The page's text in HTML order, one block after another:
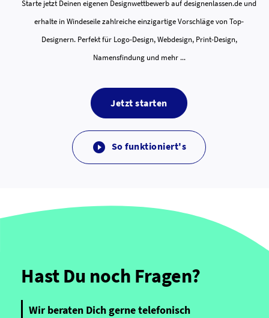
Starte jetzt Deinen eigenen Designwettbewerb auf designenlassen.de und
erhalte in Windeseile zahlreiche einzigartige Vorschläge von Top-
Designern. Perfekt für Logo-Design, Webdesign, Print-Design,
Namensfindung und mehr ...
Jetzt starten
 So funktioniert's
Hast Du noch Fragen?
Wir beraten Dich gerne telefonisch